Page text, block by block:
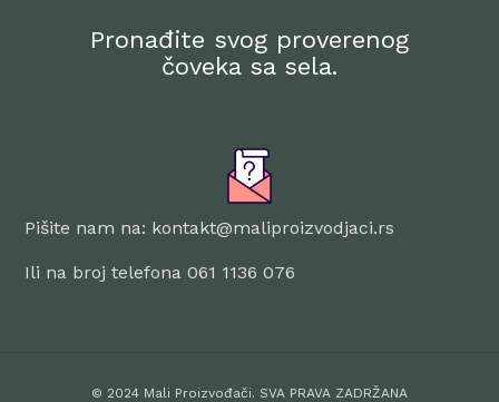
Pronađite svog proverenog
čoveka sa sela.
Pišite nam na: kontakt@maliproizvodjaci.rs
Ili na broj telefona 061 1136 076
© 2024 Mali Proizvođači. SVA PRAVA ZADRŽANA